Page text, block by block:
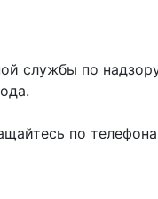
службы по
по